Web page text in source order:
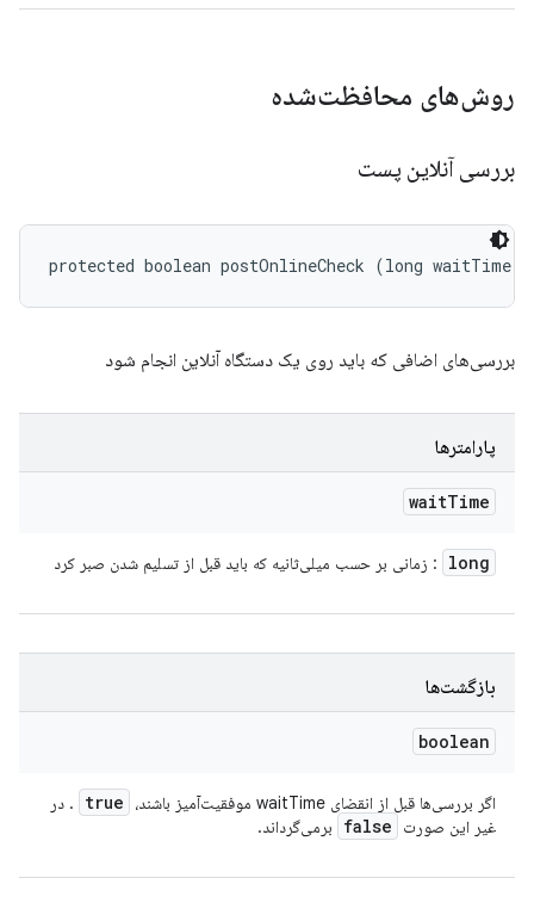
روش‌های محافظت‌شده
بررسی آنلاین پست
protected boolean postOnlineCheck (long waitTime)
بررسی‌های اضافی که باید روی یک دستگاه آنلاین انجام شود
پارامترها
waitTime
long : زمانی بر حسب میلی‌ثانیه که باید قبل از تسلیم شدن صبر کرد
بازگشت‌ها
boolean
اگر بررسی‌ها قبل از انقضای waitTime موفقیت‌آمیز باشند، true
. در
غیر این صورت
false برمی‌گرداند.